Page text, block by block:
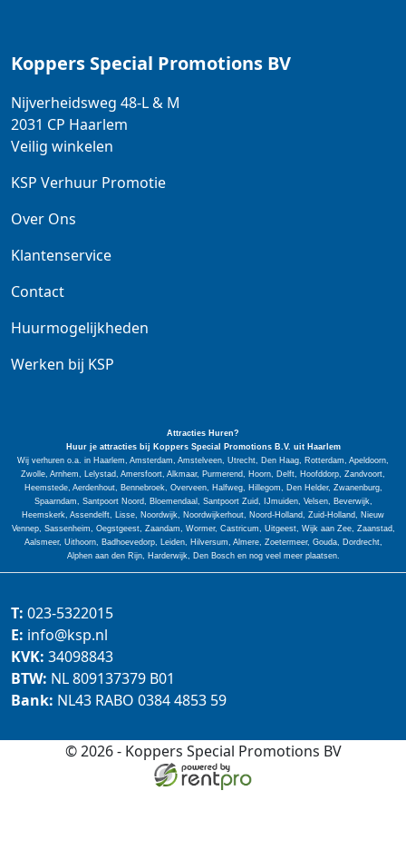
Koppers Special Promotions BV
Nijverheidsweg 48-L & M
2031 CP Haarlem
Veilig winkelen
KSP Verhuur Promotie
Over Ons
Klantenservice
Contact
Huurmogelijkheden
Werken bij KSP
Attracties Huren?
Huur je attracties bij Koppers Special
PromotionsB.V. uit Haarlem
Wij verhuren o.a. in Haarlem, Amsterdam, Amstelveen, Utrecht, Den Haag, Rotterdam, Apeldoorn,
Zwolle, Arnhem, Lelystad, Amersfoort, Alkmaar, Purmerend, Hoorn, Delft, Hoofddorp, Zandvoort,
Heemstede, Aerdenhout, Bennebroek, Overveen, Halfweg, Hillegom, Den Helder, Zwanenburg,
Spaarndam, Santpoort Noord, Bloemendaal, Santpoort Zuid, IJmuiden, Velsen, Beverwijk,
Heemskerk, Assendelft, Lisse, Noordwijk, Noordwijkerhout, Noord-Holland, Zuid-Holland, Nieuw
Vennep, Sassenheim, Oegstgeest, Zaandam, Wormer, Castricum, Uitgeest, Wijk aan Zee, Zaanstad,
Aalsmeer, Uithoorn, Badhoevedorp, Leiden, Hilversum, Almere, Zoetermeer, Gouda, Dordrecht,
Alphen aan den Rijn, Harderwijk, Den Bosch en nog veel meer plaatsen.
T: 023-5322015
E: info@ksp.nl
KVK: 34098843
BTW: NL 809137379 B01
Bank: NL43 RABO 0384 4853 59
© 2026 - Koppers Special Promotions BV